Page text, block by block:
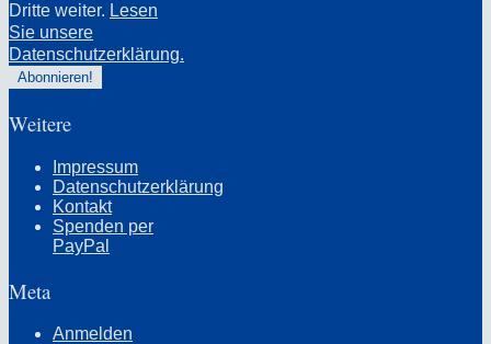
Dritte weiter. Lesen
Sie unsere
Datenschutzerklärung.
Weitere
Impressum
Datenschutzerklärung
Kontakt
Spenden per
PayPal
Meta
Anmelden